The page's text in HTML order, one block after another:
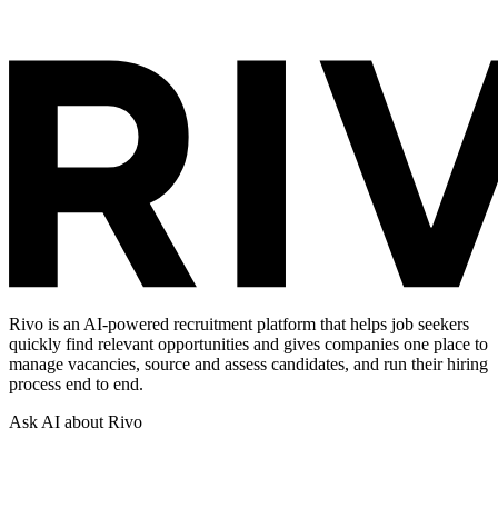
Rivo is an AI-powered recruitment platform that helps job seekers
quickly find relevant opportunities and gives companies one place to
manage vacancies, source and assess candidates, and run their hiring
process end to end.
Ask AI about Rivo